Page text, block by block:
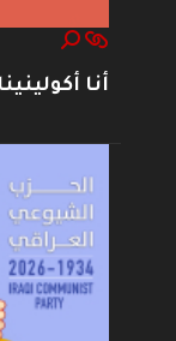
أنا أكولينينا